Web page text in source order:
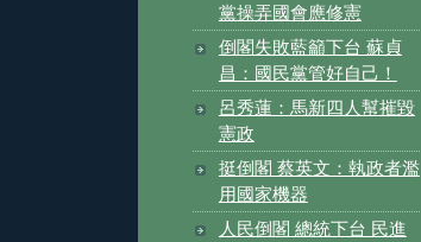
黨操弄國會應修憲
倒閣失敗藍籲下台 蘇貞
昌：國民黨管好自己！
呂秀蓮：馬新四人幫摧毀
憲政
挺倒閣 蔡英文：執政者濫
用國家機器
人民倒閣 總統下台 民進